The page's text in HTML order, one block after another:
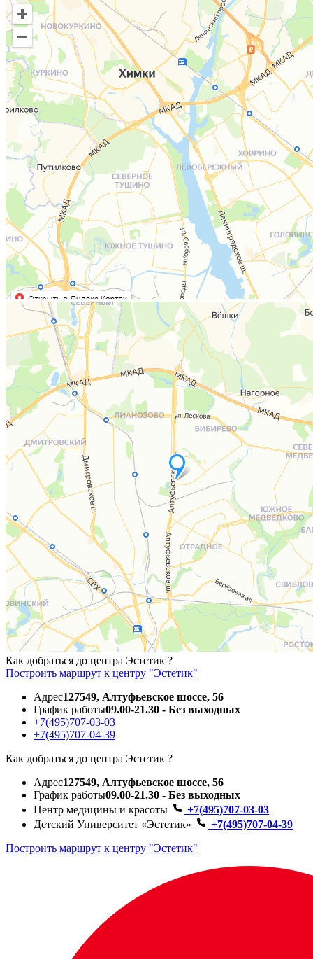
Как добраться до центра Эстетик ?
Построить маршрут к центру "Эстетик"
Адрес127549, Алтуфьевское шоссе, 56
График работы09.00-21.30 - Без выходных
+7(495)707-03-03
+7(495)707-04-39
Как добраться до центра Эстетик ?
Адрес127549, Алтуфьевское шоссе, 56
График работы09.00-21.30 - Без выходных
Центр медицины и красоты
+7(495)707-03-03
Детский Университет «Эстетик»
+7(495)707-04-39
Построить маршрут к центру "Эстетик"